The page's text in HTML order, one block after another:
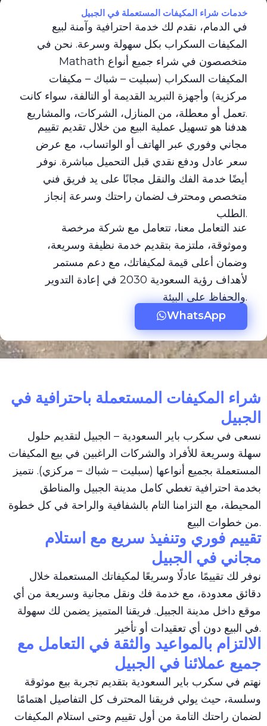
خدمات شراء المكيفات المستعملة في الجبيل
في الدمام، نقدم لك خدمة احترافية وآمنة لبيع
المكيفات السكراب بكل سهولة وسرعة. نحن في
Mathath متخصصون في شراء جميع أنواع
المكيفات السكراب (سبليت – شباك – مكيفات
مركزية) وأجهزة التبريد القديمة أو التالفة، سواء كانت
تعمل أو معطلة، من المنازل، الشركات، والمشاريع.
هدفنا هو تسهيل عملية البيع من خلال تقديم تقييم
مجاني وفوري عبر الهاتف أو الواتساب، مع عرض
سعر عادل ودفع نقدي قبل التحميل مباشرة. نوفر
أيضًا خدمة الفك والنقل مجانًا على يد فريق فني
متخصص ومحترف لضمان راحتك وسرعة إنجاز
الطلب.
عند التعامل معنا، تتعامل مع شركة مرخصة
وموثوقة، ملتزمة بتقديم خدمة نظيفة وسريعة،
وضمان أعلى قيمة لمكيفاتك، مع دعم مستمر
لأهداف رؤية السعودية 2030 في إعادة التدوير
والحفاظ على البيئة.
WhatsApp
شراء المكيفات المستعملة باحترافية في
الجبيل
نسعى في سكرب باير السعودية – الجبيل لتقديم حلول
سهلة وسريعة للأفراد والشركات الراغبين في بيع المكيفات
المستعملة بجميع أنواعها (سبليت – شباك – مركزي). نتميز
بخدمة احترافية تغطي كامل مدينة الجبيل والمناطق
المحيطة، مع التزامنا التام بالشفافية والراحة في كل خطوة
من خطوات البيع.
تقييم فوري وتنفيذ سريع مع استلام
مجاني في الجبيل
نوفر لك تقييمًا عادلًا وسريعًا لمكيفاتك المستعملة خلال
دقائق معدودة، مع خدمة فك ونقل مجانية وسريعة من أي
موقع داخل مدينة الجبيل. فريقنا المتميز يضمن لك سهولة
في البيع دون أي تعقيدات أو تأخير.
الالتزام بالمواعيد والثقة في التعامل مع
جميع عملائنا في الجبيل
نهتم في سكرب باير السعودية بتقديم تجربة بيع موثوقة
وسلسة، حيث يولي فريقنا المحترف كل التفاصيل اهتمامًا
لضمان راحتك التامة من أول تقييم وحتى استلام المكيفات